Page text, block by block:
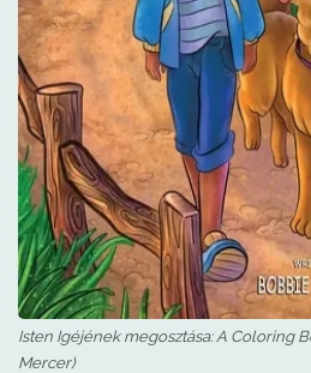
Isten Igéjének megosztása: A Coloring
Mercer)